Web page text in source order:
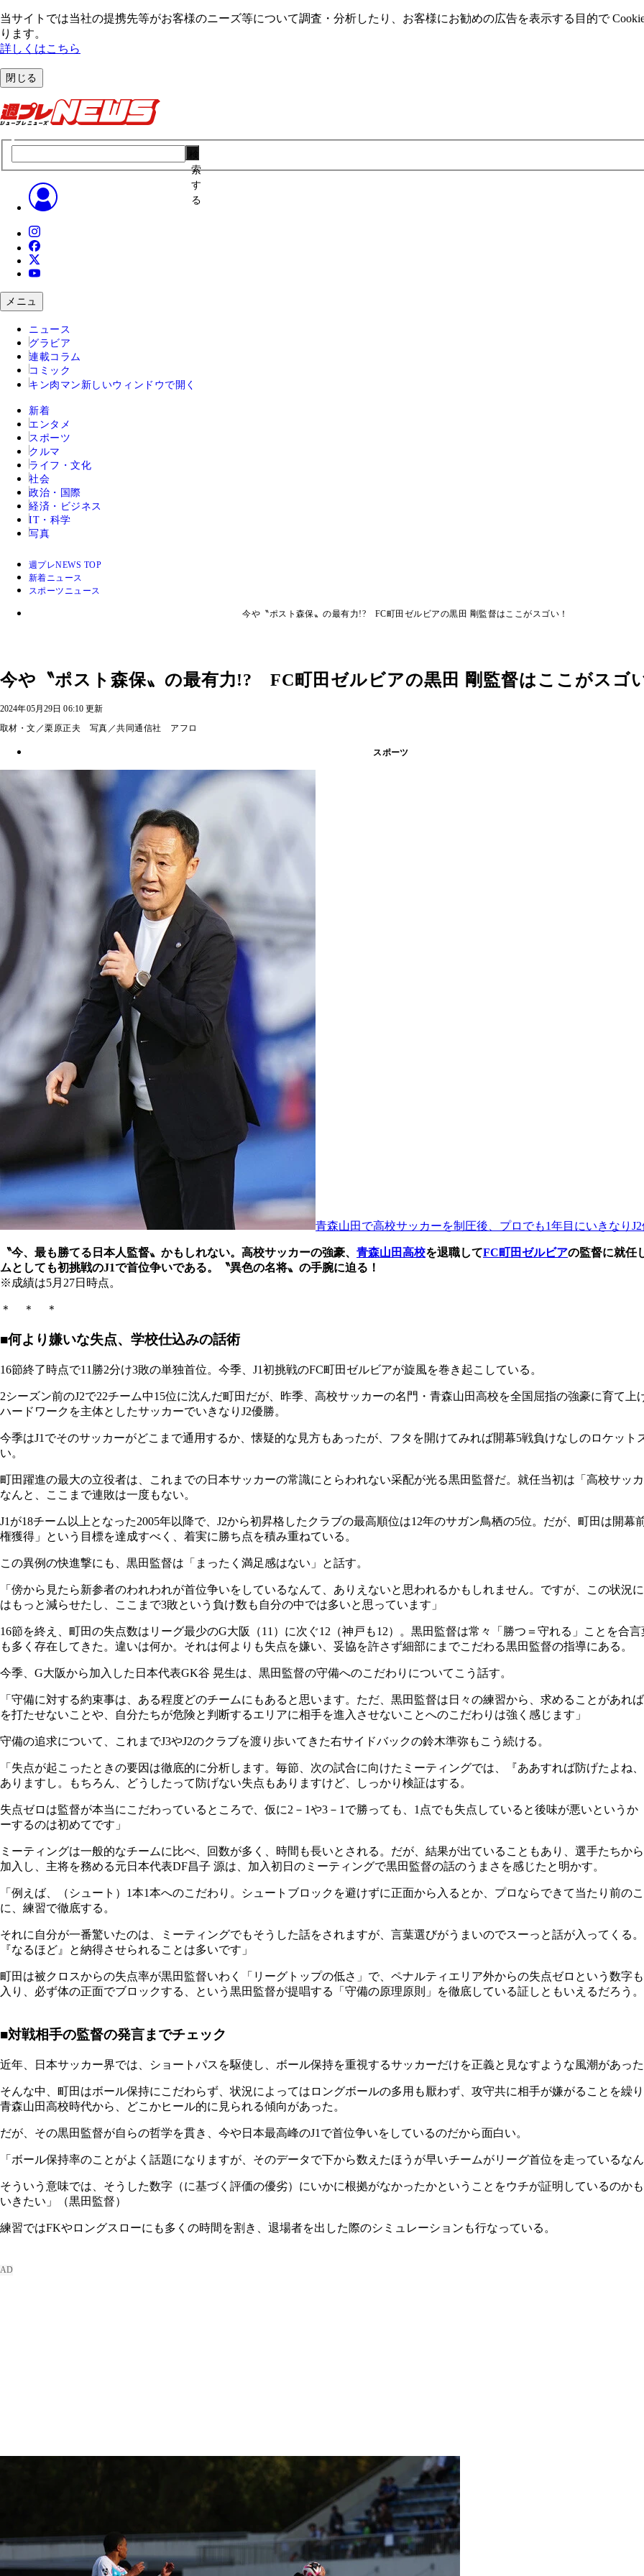
当サイトでは当社の提携先等がお客様のニーズ等について調査・分析したり、お客様にお勧めの広告を表⽰する⽬的で
ります。
詳しくはこちら
閉じる
索
す
る
メニュ
ニュース
グラビア
連載コラム
コミック
キン肉マン 新しいウィンドウで開く
新着
エンタメ
スポーツ
クルマ
ライフ・文化
社会
政治・国際
経済・ビジネス
IT・科学
写真
週プレNEWS TOP
新着ニュース
スポーツニュース
今や〝ポスト森保〟の最有力!? FC町田ゼルビアの黒田 剛監督はここがスゴい！
今や〝ポスト森保〟の最有力!? FC町田ゼルビアの黒田 剛監督はここがスゴ
2024年05月29日 06:10 更新
取材・文／栗原正夫 写真／共同通信社 アフロ
スポーツ
青森山田で高校サッカーを制圧後、プロでも1年目にいきなり
〝今、最も勝てる日本人監督〟かもしれない。高校サッカーの強豪、 青森山田高校を退職してFC町田ゼルビアの監督に就任
ムとしても初挑戦のJ1で首位争いである。〝異色の名将〟の手腕に迫る！
※成績は5月27日時点。
＊ ＊ ＊
■何より嫌いな失点、学校仕込みの話術
16節終了時点で11勝2分け3敗の単独首位。今季、J1初挑戦のFC町田ゼルビアが旋風を巻き起こしている。
2シーズン前のJ2で22チーム中15位に沈んだ町田だが、昨季、高校サッカーの名門・青森山田高校を全国屈指の強豪に育て
ハードワークを主体としたサッカーでいきなりJ2優勝。
今季はJ1でそのサッカーがどこまで通用するか、懐疑的な見方もあったが、フタを開けてみれば開幕5戦負けなしのロケッ
い。
町田躍進の最大の立役者は、これまでの日本サッカーの常識にとらわれない采配が光る黒田監督だ。就任当初は「高校サッ
なんと、ここまで連敗は一度もない。
J1が18チーム以上となった2005年以降で、J2から初昇格したクラブの最高順位は12年のサガン鳥栖の5位。だが、町田は開
権獲得」という目標を達成すべく、着実に勝ち点を積み重ねている。
この異例の快進撃にも、黒田監督は「まったく満足感はない」と話す。
「傍から見たら新参者のわれわれが首位争いをしているなんて、ありえないと思われるかもしれません。ですが、この状
はもっと減らせたし、ここまで3敗という負け数も自分の中では多いと思っています」
16節を終え、町田の失点数はリーグ最少のG大阪（11）に次ぐ12（神戸も12）。黒田監督は常々「勝つ＝守れる」ことを合
も多く存在してきた。違いは何か。それは何よりも失点を嫌い、妥協を許さず細部にまでこだわる黒田監督の指導にある。
今季、G大阪から加入した日本代表GK谷 晃生は、黒田監督の守備へのこだわりについてこう話す。
「守備に対する約束事は、ある程度どのチームにもあると思います。ただ、黒田監督は日々の練習から、求めることがあ
を打たせないことや、自分たちが危険と判断するエリアに相手を進入させないことへのこだわりは強く感じます」
守備の追求について、これまでJ3やJ2のクラブを渡り歩いてきた右サイドバックの鈴木準弥もこう続ける。
「失点が起こったときの要因は徹底的に分析します。毎節、次の試合に向けたミーティングでは、『ああすれば防げたよね
ありますし。もちろん、どうしたって防げない失点もありますけど、しっかり検証はする。
失点ゼロは監督が本当にこだわっているところで、仮に2－1や3－1で勝っても、1点でも失点していると後味が悪いという
ーするのは初めてです」
ミーティングは一般的なチームに比べ、回数が多く、時間も長いとされる。だが、結果が出ていることもあり、選手たちか
加入し、主将を務める元日本代表DF昌子 源は、加入初日のミーティングで黒田監督の話のうまさを感じたと明かす。
「例えば、（シュート）1本1本へのこだわり。シュートブロックを避けずに正面から入るとか、プロならできて当たり前
に、練習で徹底する。
それに自分が一番驚いたのは、ミーティングでもそうした話をされますが、言葉選びがうまいのでスーっと話が入ってくる
『なるほど』と納得させられることは多いです」
町田は被クロスからの失点率が黒田監督いわく「リーグトップの低さ」で、ペナルティエリア外からの失点ゼロという数字
入り、必ず体の正面でブロックする、という黒田監督が提唱する「守備の原理原則」を徹底している証しともいえるだろう。
■対戦相手の監督の発言までチェック
近年、日本サッカー界では、ショートパスを駆使し、ボール保持を重視するサッカーだけを正義と見なすような風潮があっ
そんな中、町田はボール保持にこだわらず、状況によってはロングボールの多用も厭わず、攻守共に相手が嫌がることを繰
青森山田高校時代から、どこかヒール的に見られる傾向があった。
だが、その黒田監督が自らの哲学を貫き、今や日本最高峰のJ1で首位争いをしているのだから面白い。
「ボール保持率のことがよく話題になりますが、そのデータで下から数えたほうが早いチームがリーグ首位を走っているな
そういう意味では、そうした数字（に基づく評価の優劣）にいかに根拠がなかったかということをウチが証明しているのか
いきたい」（黒田監督）
練習ではFKやロングスローにも多くの時間を割き、退場者を出した際のシミュレーションも行なっている。